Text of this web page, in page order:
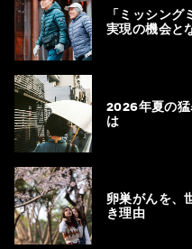
「ミッシン
実現の機会と
2026年夏の猛
は
卵巣がんを、
き理由